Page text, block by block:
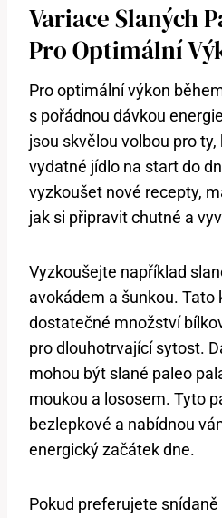
Variace Slaných
Pro Optimální
Pro optimální výkon
s pořádnou dávkou
jsou skvělou volbou pro
vydatné jídlo na start do
vyzkoušet nové recepty,
jak si připravit chutné a
Vyzkoušejte například
avokádem a šunkou. Tato
dostatečné množství
pro dlouhotrvající sytost.
mohou být slané paleo
moukou a lososem. Tyto
bezlepkové a nabídnou
energický začátek dne.
Pokud preferujete